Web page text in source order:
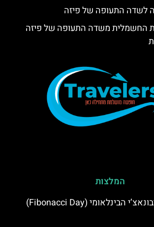
לשדה התעופה של פיזה
החשמלית משדה התעופה של פיזה
המלצות
23.11 – יום פיבונאצ’י הבינלאומי (Fibonacci Day)